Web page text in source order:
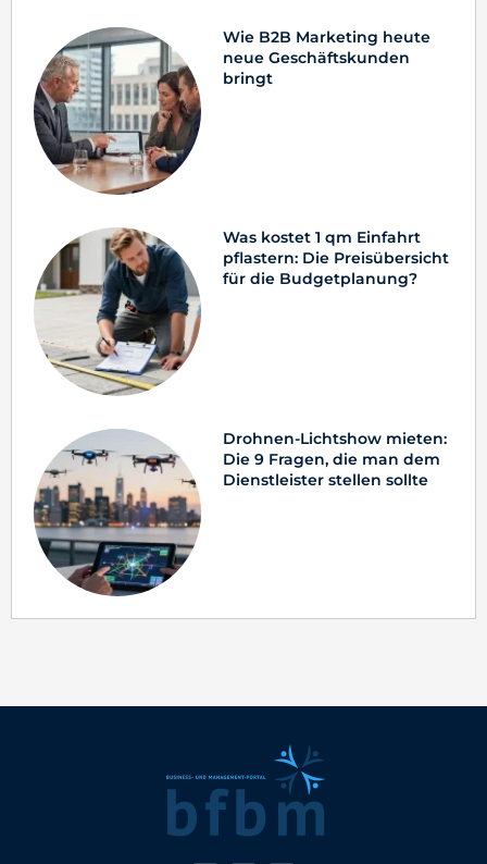
Wie B2B Marketing heute
neue Geschäftskunden
bringt
Was kostet 1 qm Einfahrt
pflastern: Die Preisübersicht
für die Budgetplanung?
Drohnen-Lichtshow mieten:
Die 9 Fragen, die man dem
Dienstleister stellen sollte